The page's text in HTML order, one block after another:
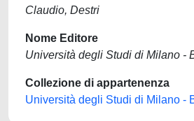
Claudio, Destri
Nome Editore
Università degli Studi di Milano -
Collezione di appartenenza
Università degli Studi di Milano -